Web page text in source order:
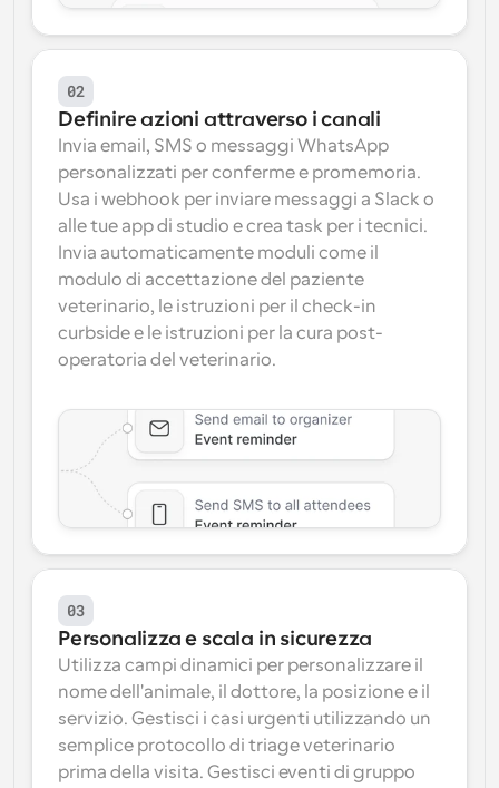
02
Definire azioni attraverso i canali
Invia email, SMS o messaggi WhatsApp
personalizzati per conferme e promemoria.
Usa i webhook per inviare messaggi a Slack o
alle tue app di studio e crea task per i tecnici.
Invia automaticamente moduli come il
modulo di accettazione del paziente
veterinario, le istruzioni per il check-in
curbside e le istruzioni per la cura post-
operatoria del veterinario.
03
Personalizza e scala in sicurezza
Utilizza campi dinamici per personalizzare il
nome dell'animale, il dottore, la posizione e il
servizio. Gestisci i casi urgenti utilizzando un
semplice protocollo di triage veterinario
prima della visita. Gestisci eventi di gruppo